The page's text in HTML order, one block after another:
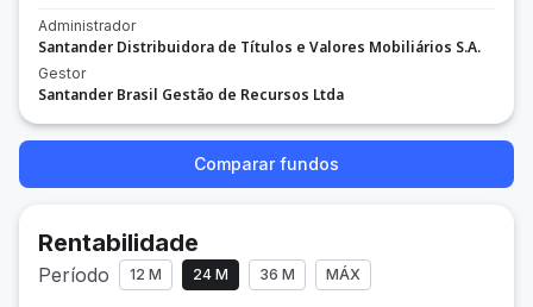
Administrador
Santander Distribuidora de Títulos e Valores Mobiliários S.A.
Gestor
Santander Brasil Gestão de Recursos Ltda
Comparar fundos
Rentabilidade
Período 12 M 24 M 36 M MÁX